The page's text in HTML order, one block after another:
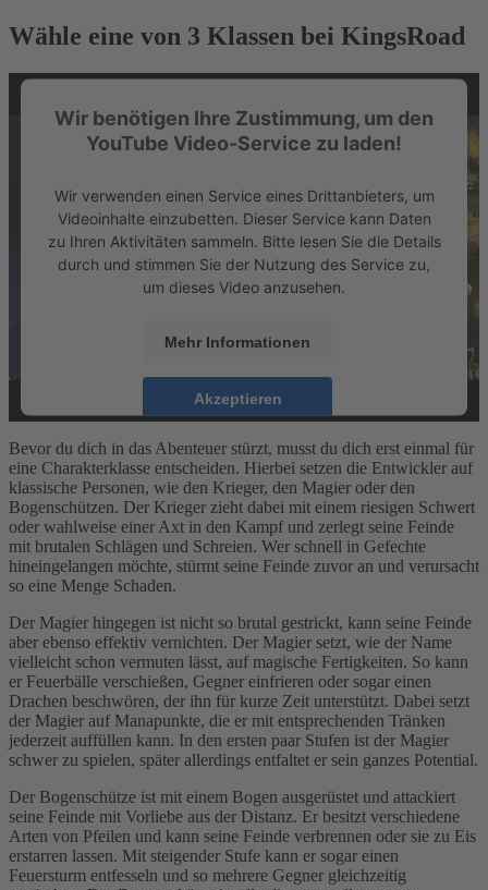
Wähle eine von 3 Klassen bei KingsRoad
Wir benötigen Ihre Zustimmung, um den
YouTube Video-Service zu laden!
Wir verwenden einen Service eines Drittanbieters, um
Videoinhalte einzubetten. Dieser Service kann Daten
zu Ihren Aktivitäten sammeln. Bitte lesen Sie die Details
durch und stimmen Sie der Nutzung des Service zu,
um dieses Video anzusehen.
Mehr Informationen
Akzeptieren
Platform &eRecht24
Bevor du dich in das Abenteuer stürzt, musst du dich erst einmal für
eine Charakterklasse entscheiden. Hierbei setzen die Entwickler auf
klassische Personen, wie den Krieger, den Magier oder den
Bogenschützen. Der Krieger zieht dabei mit einem riesigen Schwert
oder wahlweise einer Axt in den Kampf und zerlegt seine Feinde
mit brutalen Schlägen und Schreien. Wer schnell in Gefechte
hineingelangen möchte, stürmt seine Feinde zuvor an und verursacht
so eine Menge Schaden.
Der Magier hingegen ist nicht so brutal gestrickt, kann seine Feinde
aber ebenso effektiv vernichten. Der Magier setzt, wie der Name
vielleicht schon vermuten lässt, auf magische Fertigkeiten. So kann
er Feuerbälle verschießen, Gegner einfrieren oder sogar einen
Drachen beschwören, der ihn für kurze Zeit unterstützt. Dabei setzt
der Magier auf Manapunkte, die er mit entsprechenden Tränken
jederzeit auffüllen kann. In den ersten paar Stufen ist der Magier
schwer zu spielen, später allerdings entfaltet er sein ganzes Potential.
Der Bogenschütze ist mit einem Bogen ausgerüstet und attackiert
seine Feinde mit Vorliebe aus der Distanz. Er besitzt verschiedene
Arten von Pfeilen und kann seine Feinde verbrennen oder sie zu Eis
erstarren lassen. Mit steigender Stufe kann er sogar einen
Feuersturm entfesseln und so mehrere Gegner gleichzeitig